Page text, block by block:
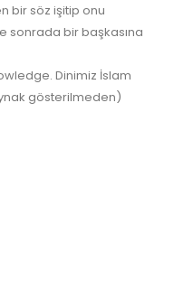
bir söz işitip onu
sonrada bir başkasına
Dinimiz İslam
gösterilmeden)